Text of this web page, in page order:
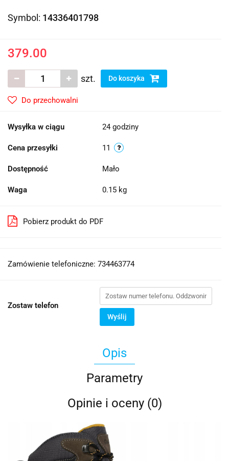
Symbol: 14336401798
379.00
szt. Do koszyka
Do przechowalni
Wysyłka w ciągu 24 godziny
Cena przesyłki 11
Dostępność Mało
Waga 0.15 kg
Pobierz produkt do PDF
Zamówienie telefoniczne: 734463774
Zostaw telefon
Wyślij
Opis
Parametry
Opinie i oceny (0)